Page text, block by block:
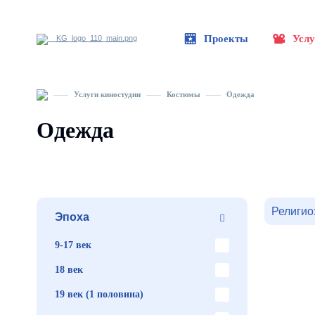
Проекты
Услуги киностудии Костюмы Одежда
Одежда
Эпоха
9-17 век
18 век
19 век (1 половина)